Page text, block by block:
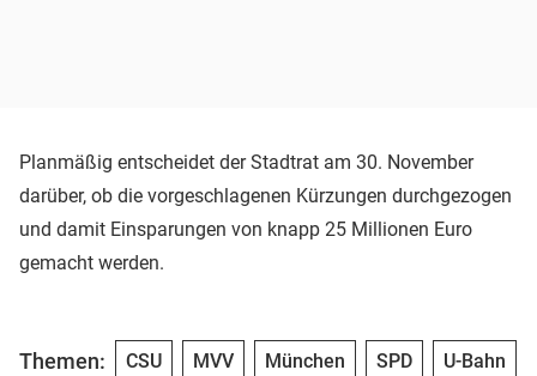
Planmäßig entscheidet der Stadtrat am 30. November
darüber, ob die vorgeschlagenen Kürzungen durchgezogen
und damit Einsparungen von knapp 25 Millionen Euro
gemacht werden.
Themen: CSU MVV München SPD U-Bahn